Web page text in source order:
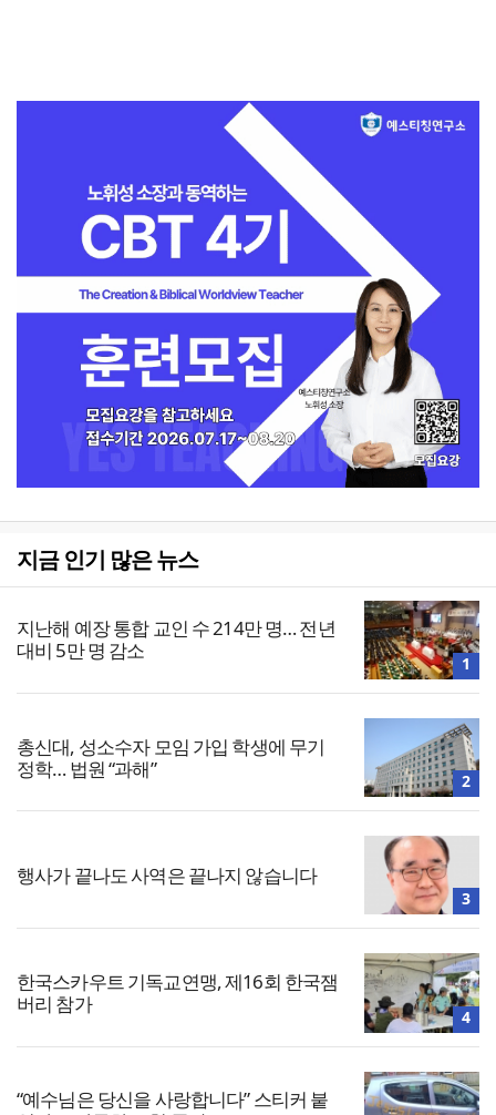
지금 인기 많은 뉴스
지난해 예장 통합 교인 수 214만 명… 전년
대비 5만 명 감소
1
총신대, 성소수자 모임 가입 학생에 무기
정학… 법원 “과해”
2
행사가 끝나도 사역은 끝나지 않습니다
3
한국스카우트 기독교연맹, 제16회 한국잼
버리 참가
4
“예수님은 당신을 사랑합니다” 스티커 붙